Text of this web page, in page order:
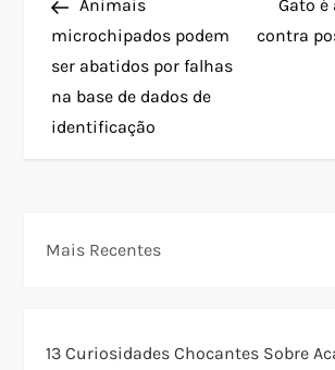
a
v
e
a
ã
PostAnimais
microchipados podem
ser abatidos por falhas
na base de dados de
identificação
Gato é
contra
Mais Recentes
13 Curiosidades Chocantes Sobre